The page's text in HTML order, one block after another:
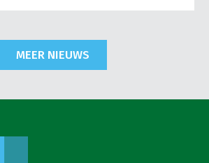
MEER NIEUWS